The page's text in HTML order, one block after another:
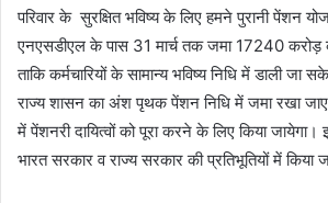
परिवार के सुरक्षित भविष्य के लिए हमने पुरानी पेंशन
एनएसडीएल के पास 31 मार्च तक जमा 17240 करोड़
ताकि कर्मचारियों के सामान्य भविष्य निधि में डाली जा
राज्य शासन का अंश पृथक पेंशन निधि में जमा रखा
में पेंशनरी दायित्वों को पूरा करने के लिए किया
भारत सरकार व राज्य सरकार की प्रतिभूतियों में किया